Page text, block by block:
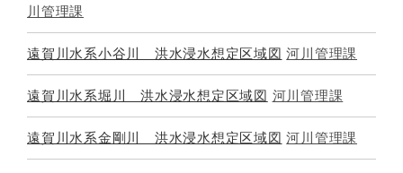
川管理課
遠賀川水系小谷川 洪水浸水想定区域図 河川管理課
遠賀川水系堀川 洪水浸水想定区域図 河川管理課
遠賀川水系金剛川 洪水浸水想定区域図 河川管理課